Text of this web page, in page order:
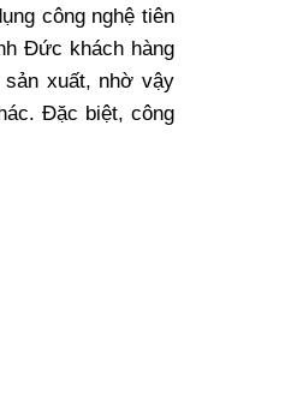
công nghệ tiên
Đức khách hàng
xuất, nhờ vậy
Đặc biệt, công